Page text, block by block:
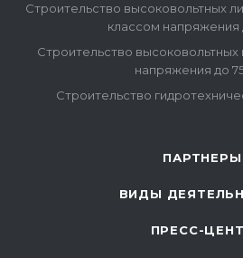
Строительство высоковольтных
классом напряжения
Строительство высоковольтных
напряжения до
Строительство
ПАРТНЕРЫ
ВИДЫ
ПРЕСС-